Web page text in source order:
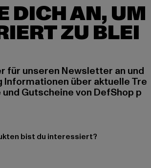
DICH AN, UM
ZU BLEI
für unseren Newsletter an und
über aktuelle Tre
Gutscheine von DefShop p
bist du interessiert?